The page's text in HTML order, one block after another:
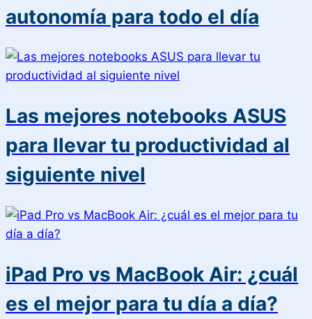
autonomía para todo el día
Las mejores notebooks ASUS
para llevar tu productividad al
siguiente nivel
iPad Pro vs MacBook Air: ¿cuál
es el mejor para tu día a día?